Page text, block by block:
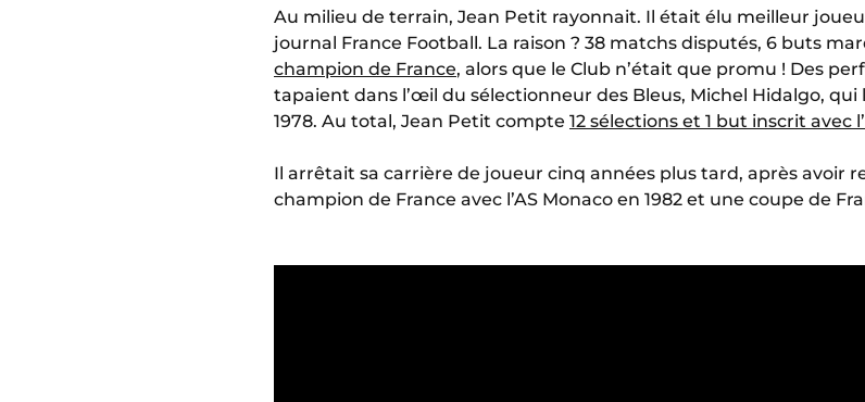
Au milieu de terrain, Jean Petit rayonnait. Il était élu meilleur
journal France Football. La raison ? 38 matchs disputés, 6 buts
champion de France, alors que le Club n’était que promu ! Des
tapaient dans l’œil du sélectionneur des Bleus, Michel Hidalgo, qui
1978. Au total, Jean Petit compte 12 sélections et 1 but inscrit avec
Il arrêtait sa carrière de joueur cinq années plus tard, après avoir
champion de France avec l’AS Monaco en 1982 et une coupe de